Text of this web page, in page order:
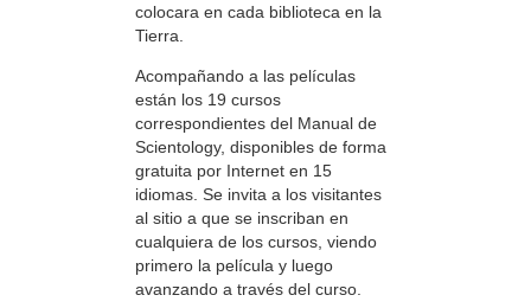
colocara en cada biblioteca en la
Tierra.
Acompañando a las películas
están los 19 cursos
correspondientes del Manual de
Scientology, disponibles de forma
gratuita por Internet en 15
idiomas. Se invita a los visitantes
al sitio a que se inscriban en
cualquiera de los cursos, viendo
primero la película y luego
avanzando a través del curso.